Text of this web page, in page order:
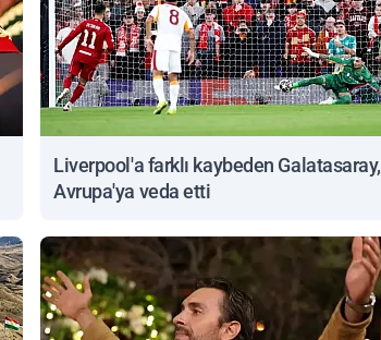
Liverpool'a farklı kaybeden Galatasaray,
Avrupa'ya veda etti